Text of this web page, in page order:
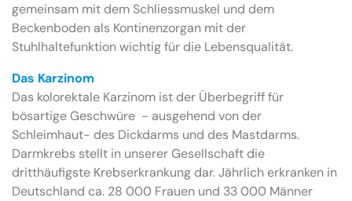
gemeinsam mit dem Schliessmuskel und dem
Beckenboden als Kontinenzorgan mit der
Stuhlhaltefunktion wichtig für die Lebensqualität.
Das Karzinom
Das kolorektale Karzinom ist der Überbegriff für
bösartige Geschwüre - ausgehend von der
Schleimhaut- des Dickdarms und des Mastdarms.
Darmkrebs stellt in unserer Gesellschaft die
dritthäufigste Krebserkrankung dar. Jährlich erkranken in
Deutschland ca. 28 000 Frauen und 33 000 Männer